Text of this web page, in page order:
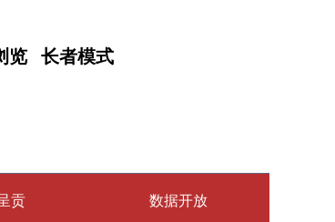
长者模式
览
贡 数据开放